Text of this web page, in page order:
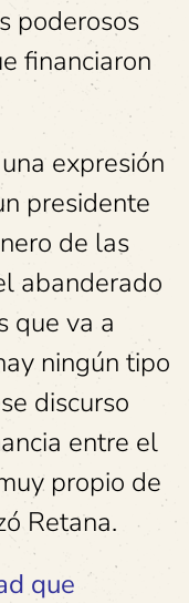
poderosos
financiaron
expresión
presidente
de las
abanderado
que va a
ningún tipo
discurso
entre el
propio de
Retana.
que